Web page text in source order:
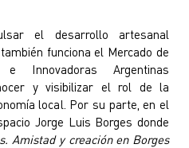
el desarrollo artesanal
funciona el Mercado de
e Innovadoras Argentinas
y visibilizar el rol de la
local. Por su parte, en el
Jorge Luis Borges donde
Amistad y creación en Borges